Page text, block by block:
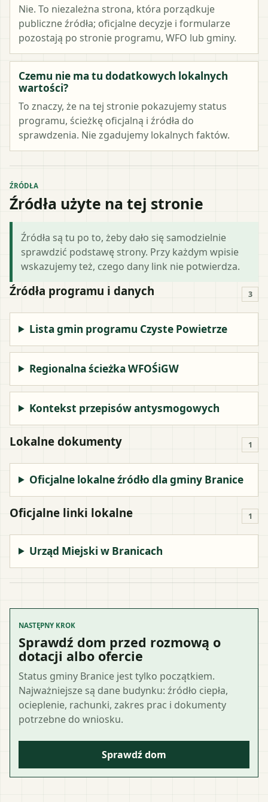
Nie. To niezależna strona, która porządkuje
publiczne źródła; oficjalne decyzje i formularze
pozostają po stronie programu, WFO lub gminy.
Czemu nie ma tu dodatkowych lokalnych
wartości?
To znaczy, że na tej stronie pokazujemy status
programu, ścieżkę oficjalną i źródła do
sprawdzenia. Nie zgadujemy lokalnych faktów.
ŹRÓDŁA
Źródła użyte na tej stronie
Źródła są tu po to, żeby dało się samodzielnie
sprawdzić podstawę strony. Przy każdym wpisie
wskazujemy też, czego dany link nie potwierdza.
Źródła programu i danych 3
Lista gmin programu Czyste Powietrze
Regionalna ścieżka WFOŚiGW
Kontekst przepisów antysmogowych
Lokalne dokumenty 1
Oficjalne lokalne źródło dla gminy Branice
Oficjalne linki lokalne 1
Urząd Miejski w Branicach
NASTĘPNY KROK
Sprawdź dom przed rozmową o
dotacji albo ofercie
Status gminy Branice jest tylko początkiem.
Najważniejsze są dane budynku: źródło ciepła,
ocieplenie, rachunki, zakres prac i dokumenty
potrzebne do wniosku.
Sprawdź dom